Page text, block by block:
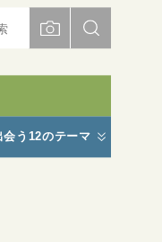
会う12のテーマ